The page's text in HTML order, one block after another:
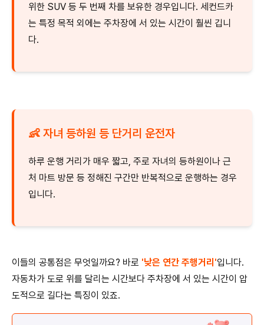
위한 SUV 등 두 번째 차를 보유한 경우입니다. 세컨드카
는 특정 목적 외에는 주차장에 서 있는 시간이 훨씬 깁니
다.
👶 자녀 등하원 등 단거리 운전자
하루 운행 거리가 매우 짧고, 주로 자녀의 등하원이나 근
처 마트 방문 등 정해진 구간만 반복적으로 운행하는 경우
입니다.
이들의 공통점은 무엇일까요? 바로 '낮은 연간 주행거리'입니다.
자동차가 도로 위를 달리는 시간보다 주차장에 서 있는 시간이 압
도적으로 길다는 특징이 있죠.